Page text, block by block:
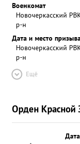
Военкомат
Новочеркасский
р-н
Дата и место
Новочеркасский
р-н
Ещё
Орден Красной